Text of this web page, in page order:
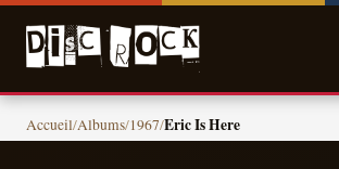
Skip
Accueil/Albums/1967/Eric Is Here